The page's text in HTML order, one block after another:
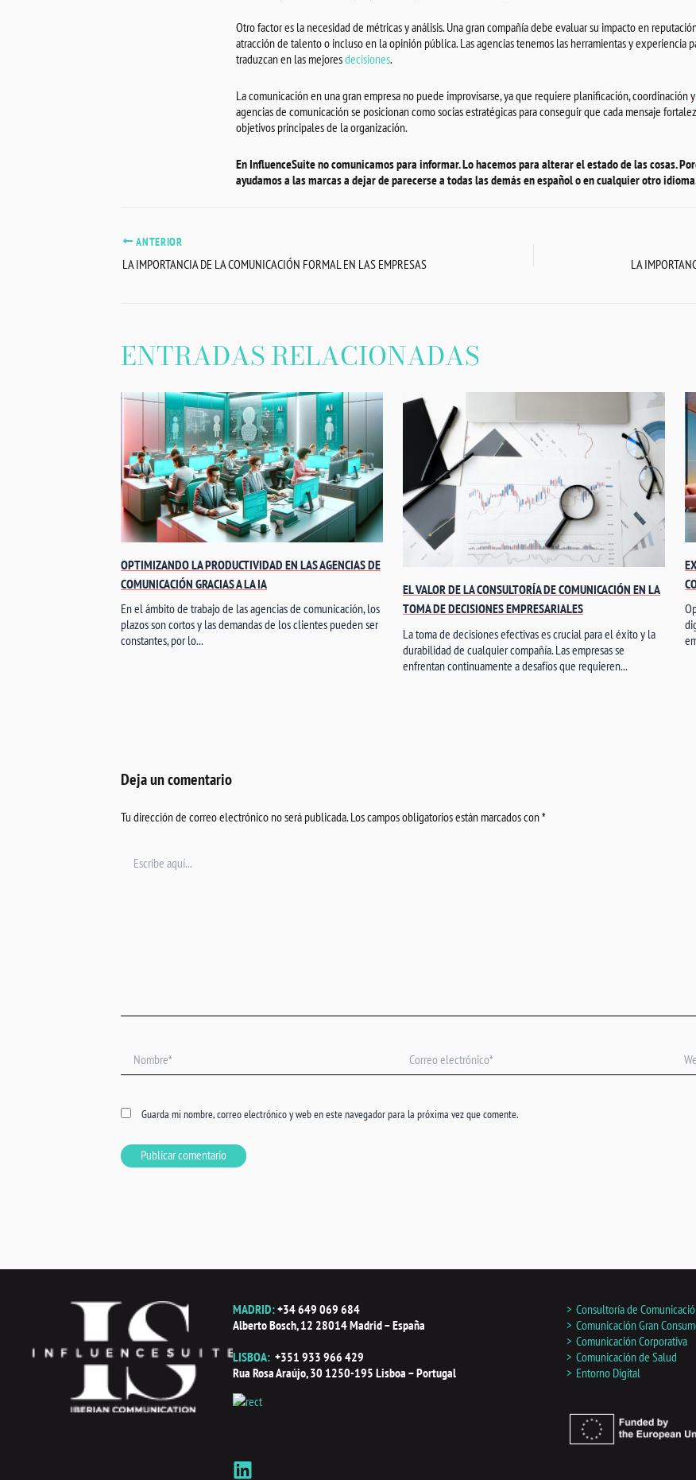
Otro factor es la necesidad de métricas y análisis. Una gran compañía debe evaluar su impacto en
atracción de talento o incluso en la opinión pública. Las agencias tenemos las herramientas y experiencia
traduzcan en las mejoresdecisiones.
La comunicación en una gran empresa no puede improvisarse, ya que requiere planificación, coordinación y
agencias de comunicación se posicionan como socias estratégicas para conseguir que cada mensaje
objetivos principales de la organización.
En InfluenceSuite no comunicamos para informar. Lo hacemos para alterar el estado de las cosas.
ayudamos a las marcas a dejar de parecerse a todas las demás en español o en cualquier otro
ANTERIOR
LA IMPORTANCIA DE LA COMUNICACIÓN FORMAL EN LAS EMPRESAS
ENTRADAS RELACIONADAS
OPTIMIZANDO LA PRODUCTIVIDAD EN LAS AGENCIAS DE
COMUNICACIÓN GRACIAS A LA IA
En el ámbito de trabajo de las agencias de comunicación, los
plazos son cortos y las demandas de los clientes pueden ser
constantes, por lo...
EL VALOR DE LA CONSULTORÍA DE COMUNICACIÓN EN LA
TOMA DE DECISIONES EMPRESARIALES
La toma de decisiones efectivas es crucial para el éxito y la
durabilidad de cualquier compañía. Las empresas se
enfrentan continuamente a desafíos que requieren...
Deja un comentario
Tu dirección de correo electrónico no será publicada. Los campos obligatorios están marcados con*
aquí...
electrónico*
Guarda mi nombre, correo electrónico y web en este navegador para la próxima vez que comente.
MADRID:+34 649 069 684
Alberto Bosch, 12 28014 Madrid – España
LISBOA:+351 933 966 429
Rua Rosa Araújo, 30 1250-195 Lisboa – Portugal
i
Consultoría de
Comunicación Gran
Comunicación Corporativa
Comunicación de Salud
Entorno Digital